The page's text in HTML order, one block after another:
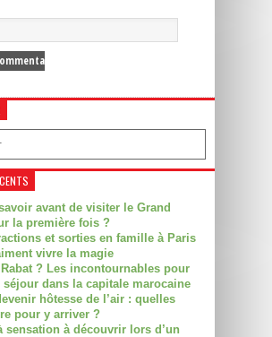
avant de visiter le Grand
la première fois ?
et sorties en famille à Paris
vivre la magie
? Les incontournables pour
dans la capitale marocaine
hôtesse de l’air : quelles
pour y arriver ?
sensation à découvrir lors d’un